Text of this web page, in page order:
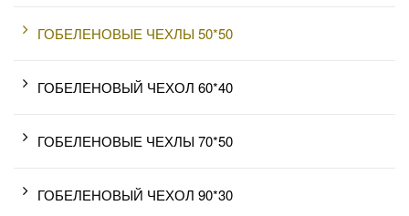
ГОБЕЛЕНОВЫЕ ЧЕХЛЫ 50*50
ГОБЕЛЕНОВЫЙ ЧЕХОЛ 60*40
ГОБЕЛЕНОВЫЕ ЧЕХЛЫ 70*50
ГОБЕЛЕНОВЫЙ ЧЕХОЛ 90*30